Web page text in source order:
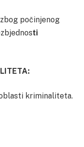
počinjenog
ti
kriminaliteta.